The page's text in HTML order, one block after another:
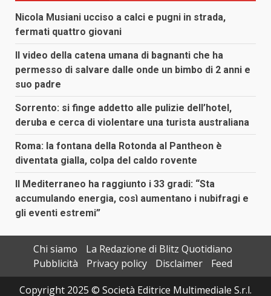
Nicola Musiani ucciso a calci e pugni in strada,
fermati quattro giovani
Il video della catena umana di bagnanti che ha
permesso di salvare dalle onde un bimbo di 2 anni e
suo padre
Sorrento: si finge addetto alle pulizie dell’hotel,
deruba e cerca di violentare una turista australiana
Roma: la fontana della Rotonda al Pantheon è
diventata gialla, colpa del caldo rovente
Il Mediterraneo ha raggiunto i 33 gradi: “Sta
accumulando energia, così aumentano i nubifragi e
gli eventi estremi”
Chi siamo
La Redazione di Blitz Quotidiano
Pubblicità
Privacy policy Disclaimer
Feed
Copyright 2025 © Società Editrice Multimediale S.r.l.